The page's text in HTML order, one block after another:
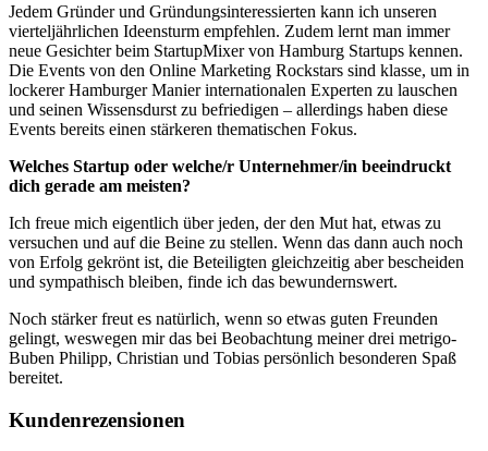
Jedem Gründer und Gründungsinteressierten kann ich unseren
vierteljährlichen Ideensturm empfehlen. Zudem lernt man immer
neue Gesichter beim StartupMixer von Hamburg Startups kennen.
Die Events von den Online Marketing Rockstars sind klasse, um in
lockerer Hamburger Manier internationalen Experten zu lauschen
und seinen Wissensdurst zu befriedigen – allerdings haben diese
Events bereits einen stärkeren thematischen Fokus.
Welches Startup oder welche/r Unternehmer/in beeindruckt
dich gerade am meisten?
Ich freue mich eigentlich über jeden, der den Mut hat, etwas zu
versuchen und auf die Beine zu stellen. Wenn das dann auch noch
von Erfolg gekrönt ist, die Beteiligten gleichzeitig aber bescheiden
und sympathisch bleiben, finde ich das bewundernswert.
Noch stärker freut es natürlich, wenn so etwas guten Freunden
gelingt, weswegen mir das bei Beobachtung meiner drei metrigo-
Buben Philipp, Christian und Tobias persönlich besonderen Spaß
bereitet.
Kundenrezensionen